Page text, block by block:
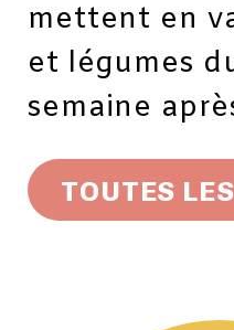
mettent en
et légumes
semaine
TOUTES